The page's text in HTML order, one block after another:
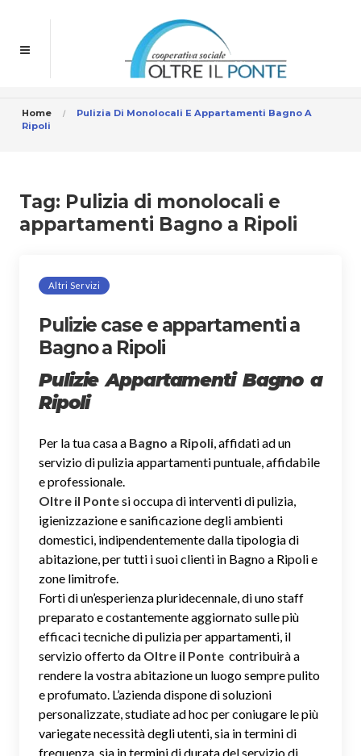
Home
Pulizia Di Monolocali E Appartamenti Bagno A
Ripoli
Tag: Pulizia di monolocali e
appartamenti Bagno a Ripoli
Altri Servizi
Pulizie case e appartamenti a
Bagno a Ripoli
Pulizie Appartamenti Bagno a
Ripoli
Per la tua casa a Bagno a Ripoli, affidati ad un
servizio di pulizia appartamenti puntuale, affidabile
e professionale.
Oltre il Pontesi occupa di interventi di pulizia,
igienizzazione e sanificazione degli ambienti
domestici, indipendentemente dalla tipologia di
abitazione, per tutti i suoi clienti in Bagno a Ripoli e
zone limitrofe.
Forti di un’esperienza pluridecennale, di uno staff
preparato e costantemente aggiornato sulle più
efficaci tecniche di pulizia per appartamenti, il
servizio offerto da Oltre il Ponte contribuirà a
rendere la vostra abitazione un luogo sempre pulito
e profumato. L’azienda dispone di soluzioni
personalizzate, studiate ad hoc per coniugare le più
variegate necessità degli utenti, sia in termini di
frequenza, sia in termini di durata del servizio di